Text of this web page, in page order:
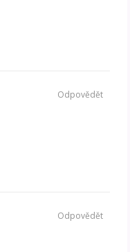
Odpovědět
Odpovědět